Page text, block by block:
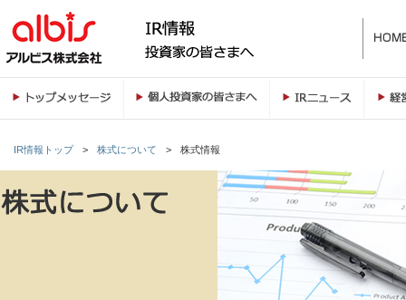
IR情報トップ > 株式について > 株式情報